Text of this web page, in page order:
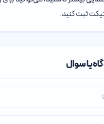
ثبت کنید.
یا سوال